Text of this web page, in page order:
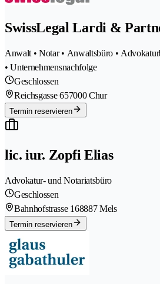
SwissLegal Lardi &
Anwalt • Notar • Anwaltsbüro •
• Unternehmensnachfolge
Geschlossen
Reichsgasse 657000 Chur
Termin reservieren
lic. iur. Zopfi Elias
Advokatur- und Notariatsbüro
Geschlossen
Bahnhofstrasse 168887 Mels
Termin reservieren